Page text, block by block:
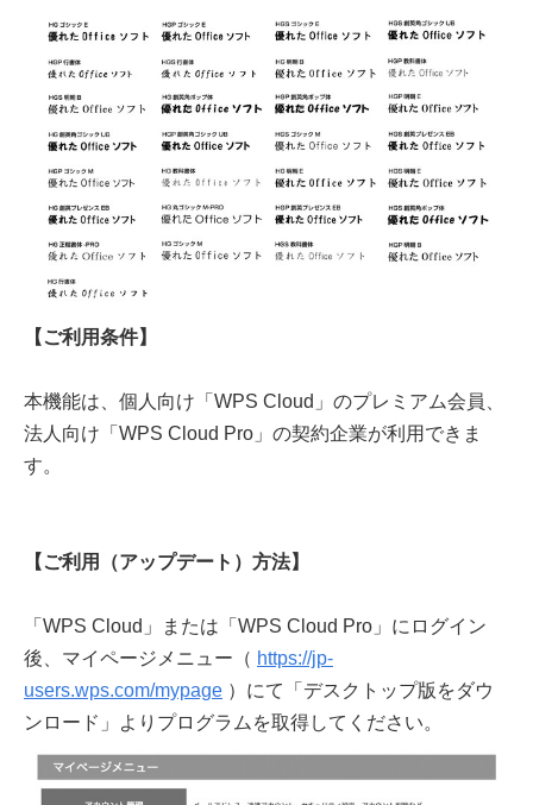
【ご利用条件】
本機能は、個人向け「WPS Cloud」のプレミアム会員、
法人向け「WPS Cloud Pro」の契約企業が利用できま
す。
【ご利用（アップデート）方法】
「WPS Cloud」または「WPS Cloud Pro」にログイン
後、マイページメニュー（ https://jp-
users.wps.com/mypage ）にて「デスクトップ版をダウ
ンロード」よりプログラムを取得してください。